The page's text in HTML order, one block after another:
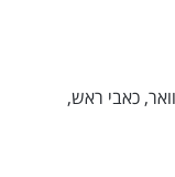
כאבי ראש,